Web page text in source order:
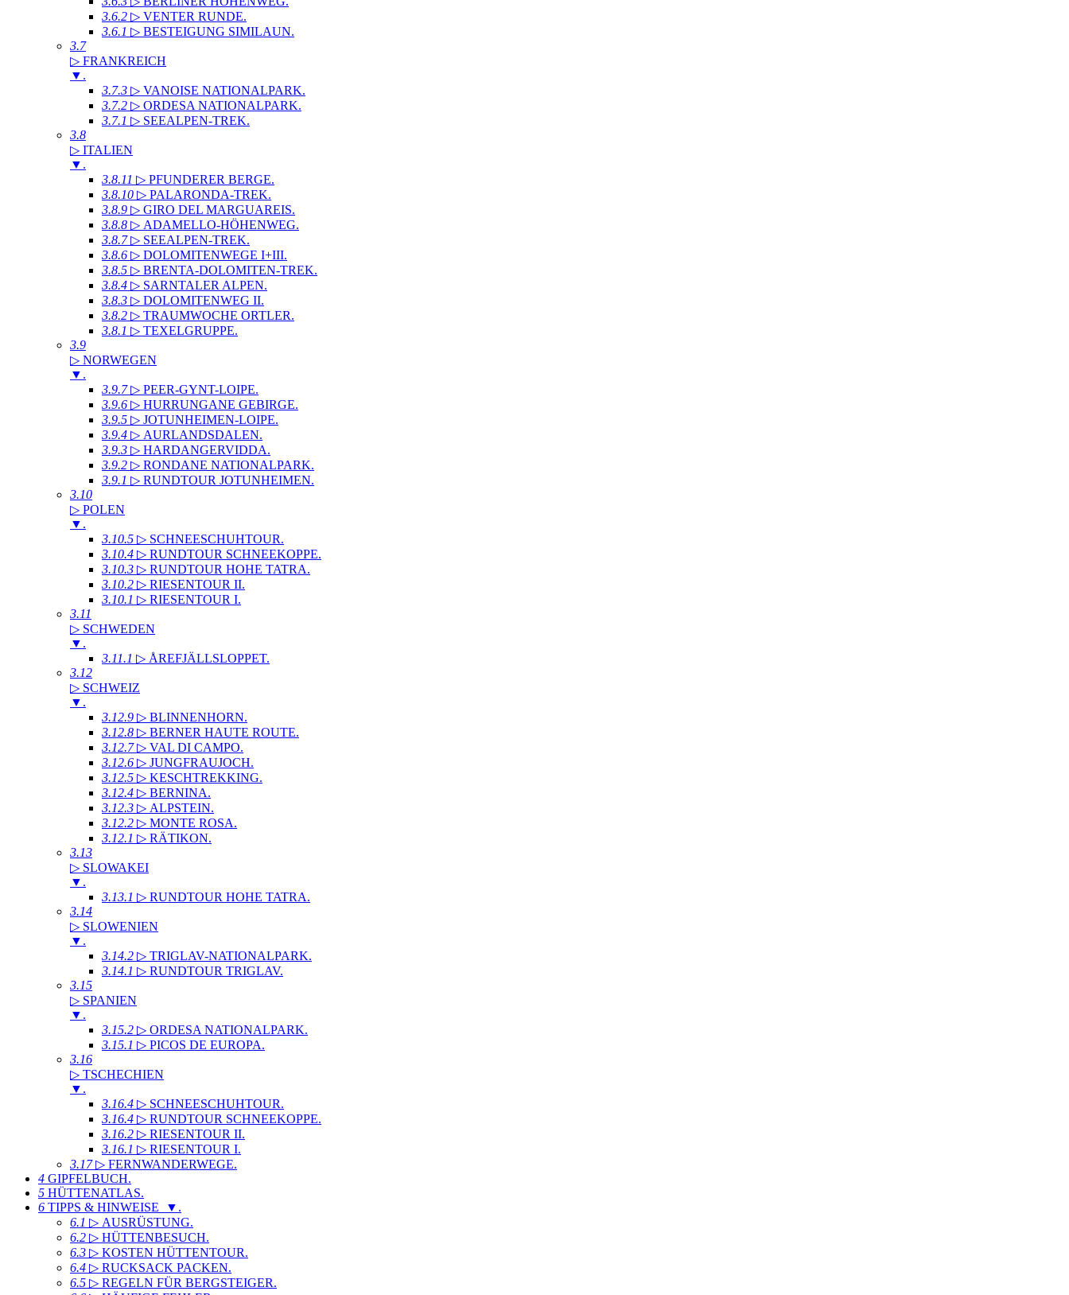
3.6.2 ▷ VENTER RUNDE.
3.6.1 ▷ BESTEIGUNG SIMILAUN.
3.7
▷ FRANKREICH
▼ .
3.7.3 ▷ VANOISE NATIONALPARK.
3.7.2 ▷ ORDESA NATIONALPARK.
3.7.1 ▷ SEEALPEN-TREK.
3.8
▷ ITALIEN
▼ .
3.8.11 ▷ PFUNDERER BERGE.
3.8.10 ▷ PALARONDA-TREK.
3.8.9 ▷ GIRO DEL MARGUAREIS.
3.8.8 ▷ ADAMELLO-HÖHENWEG.
3.8.7▷ SEEALPEN-TREK.
3.8.6 ▷ DOLOMITENWEGE I+III.
3.8.5 ▷ BRENTA-DOLOMITEN-TREK.
3.8.4 ▷ SARNTALER ALPEN.
3.8.3 ▷ DOLOMITENWEG II.
3.8.2 ▷ TRAUMWOCHE ORTLER.
3.8.1 ▷ TEXELGRUPPE.
3.9
▷ NORWEGEN
▼ .
3.9.7▷ PEER-GYNT-LOIPE.
3.9.6 ▷ HURRUNGANE GEBIRGE.
3.9.5 ▷ JOTUNHEIMEN-LOIPE.
3.9.4 ▷ AURLANDSDALEN.
3.9.3 ▷ HARDANGERVIDDA.
3.9.2 ▷ RONDANE NATIONALPARK.
3.9.1 ▷ RUNDTOUR JOTUNHEIMEN.
3.10
▷ POLEN
▼ .
3.10.5 ▷ SCHNEESCHUHTOUR.
3.10.4 ▷ RUNDTOUR SCHNEEKOPPE.
3.10.3 ▷ RUNDTOUR HOHE TATRA.
3.10.2 ▷ RIESENTOUR II.
3.10.1 ▷ RIESENTOUR I.
3.11
▷ SCHWEDEN
▼ .
3.11.1 ▷ ÅREFJÄLLSLOPPET.
3.12
▷ SCHWEIZ
▼ .
3.12.9 ▷ BLINNENHORN.
3.12.8 ▷ BERNER HAUTE ROUTE.
3.12.7▷ VAL DI CAMPO.
3.12.6 ▷ JUNGFRAUJOCH.
3.12.5 ▷ KESCHTREKKING.
3.12.4 ▷ BERNINA.
3.12.3 ▷ ALPSTEIN.
3.12.2 ▷ MONTE ROSA.
3.12.1 ▷ RÄTIKON.
3.13
▷ SLOWAKEI
▼ .
3.13.1 ▷ RUNDTOUR HOHE TATRA.
3.14
▷ SLOWENIEN
▼ .
3.14.2 ▷ TRIGLAV-NATIONALPARK.
3.14.1 ▷ RUNDTOUR TRIGLAV.
3.15
▷ SPANIEN
▼ .
3.15.2 ▷ ORDESA NATIONALPARK.
3.15.1 ▷ PICOS DE EUROPA.
3.16
▷ TSCHECHIEN
▼ .
3.16.4 ▷ SCHNEESCHUHTOUR.
3.16.4 ▷ RUNDTOUR SCHNEEKOPPE.
3.16.2 ▷ RIESENTOUR II.
3.16.1 ▷ RIESENTOUR I.
3.17▷ FERNWANDERWEGE.
4 GIPFELBUCH.
5 HÜTTENATLAS.
6 TIPPS & HINWEISE ▼ .
6.1 ▷ AUSRÜSTUNG.
6.2 ▷ HÜTTENBESUCH.
6.3 ▷ KOSTEN HÜTTENTOUR.
6.4 ▷ RUCKSACK PACKEN.
6.5 ▷ REGELN FÜR BERGSTEIGER.